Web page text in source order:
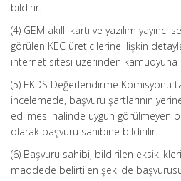
bildirir.
(4) GEM akıllı kartı ve yazılım
görülen KEC üreticilerine ilişkin
internet sitesi üzerinden kamuoyuna
(5) EKDS Değerlendirme Komisyonu
incelemede, başvuru şartlarının
edilmesi halinde uygun görülmeyen
olarak başvuru sahibine bildirilir.
(6) Başvuru sahibi, bildirilen
maddede belirtilen şekilde